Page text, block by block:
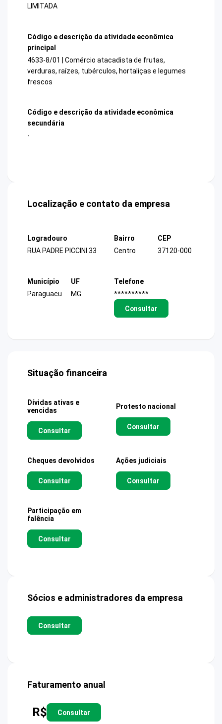
LIMITADA
Código e descrição da atividade econômica
principal
4633-8/01 | Comércio atacadista de frutas,
verduras, raízes, tubérculos, hortaliças e legumes
frescos
Código e descrição da atividade econômica
secundária
-
Localização e contato da empresa
Logradouro
RUA PADRE PICCINI 33
Bairro
Centro
CEP
37120-000
Município
Paraguacu
UF
MG
Telefone
**********
Consultar
Situação financeira
Dívidas ativas e
vencidas
Consultar
Protesto nacional
Consultar
Cheques devolvidos
Consultar
Ações judiciais
Consultar
Participação em
falência
Consultar
Sócios e administradores da empresa
Consultar
Faturamento anual
R$ Consultar